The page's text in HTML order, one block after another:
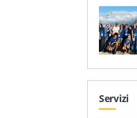
Servizi